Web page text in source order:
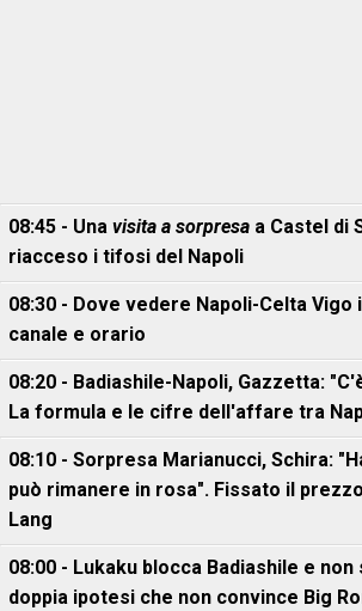
08:45 - Una visita a sorpresa a Castel di
riacceso i tifosi del Napoli
08:30 - Dove vedere Napoli-Celta Vigo
canale e orario
08:20 - Badiashile-Napoli, Gazzetta:
La formula e le cifre dell'affare tra
08:10 - Sorpresa Marianucci, Schira:
può rimanere in rosa". Fissato il
Lang
08:00 - Lukaku blocca Badiashile e non
doppia ipotesi che non convince Big